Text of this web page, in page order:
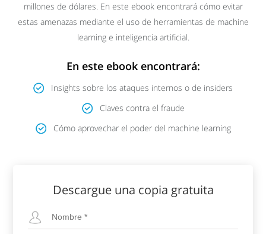
millones de dólares. En este ebook encontrará cómo evitar
estas amenazas mediante el uso de herramientas de machine
learning e inteligencia artificial.
En este ebook encontrará:
Insights sobre los ataques internos o de insiders
Claves contra el fraude
Cómo aprovechar el poder del machine learning
Descargue una copia gratuita